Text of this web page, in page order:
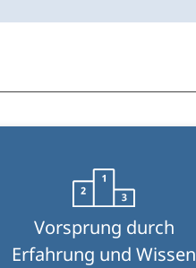
Vorsprung durch
Erfahrung und Wissen